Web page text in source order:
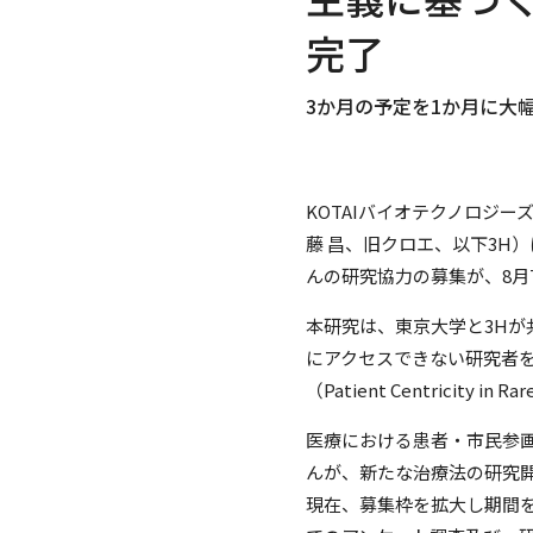
完了
3か月の予定を1か月に大
KOTAIバイオテクノロジー
藤 昌、旧クロエ、以下3H
んの研究協力の募集が、8
本研究は、東京大学と3H
にアクセスできない研究者
（Patient Centricity in
医療における患者・市民参
んが、新たな治療法の研究
現在、募集枠を拡大し期間